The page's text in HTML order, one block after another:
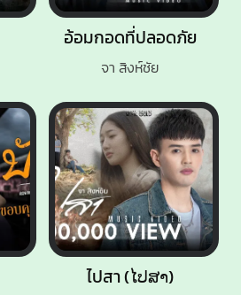
ไปสา (ໄປສາ)
อ้อมกอดที่ปลอดภัย
จา สิงห์ชัย